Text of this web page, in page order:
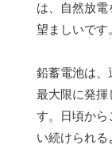
は、自然放
望ましいです
鉛蓄電池は、
最大限に発揮
す。日頃から
い続けられる